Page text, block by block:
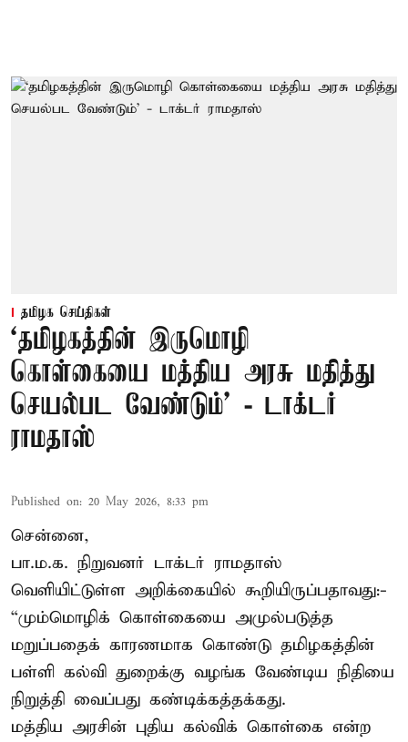
தமிழக செய்திகள்
‘தமிழகத்தின் இருமொழி
கொள்கையை மத்திய அரசு மதித்து
செயல்பட வேண்டும்’ - டாக்டர்
ராமதாஸ்
Published on: 20 May 2026, 8:33 pm
சென்னை,
பா.ம.க. நிறுவனர் டாக்டர் ராமதாஸ்
வெளியிட்டுள்ள அறிக்கையில் கூறியிருப்பதாவது:-
“மும்மொழிக் கொள்கையை அமுல்படுத்த
மறுப்பதைக் காரணமாக கொண்டு தமிழகத்தின்
பள்ளி கல்வி துறைக்கு வழங்க வேண்டிய நிதியை
நிறுத்தி வைப்பது கண்டிக்கத்தக்கது.
மத்திய அரசின் புதிய கல்விக் கொள்கை என்ற